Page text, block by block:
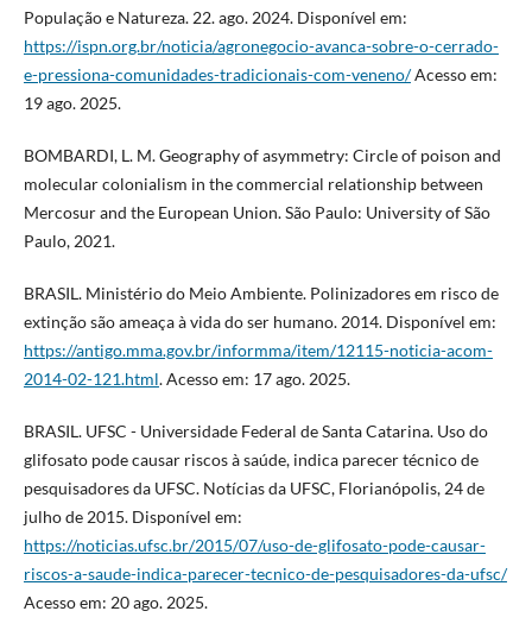
População e Natureza. 22. ago. 2024. Disponível em:
https://ispn.org.br/noticia/agronegocio-avanca-sobre-o-cerrado-
e-pressiona-comunidades-tradicionais-com-veneno/Acesso em:
19 ago. 2025.
BOMBARDI, L. M. Geography of asymmetry: Circle of poison and
molecular colonialism in the commercial relationship between
Mercosur and the European Union. São Paulo: University of São
Paulo, 2021.
BRASIL. Ministério do Meio Ambiente. Polinizadores em risco de
extinção são ameaça à vida do ser humano. 2014. Disponível em:
https://antigo.mma.gov.br/informma/item/12115-noticia-acom-
2014-02-121.html. Acesso em: 17 ago. 2025.
BRASIL. UFSC - Universidade Federal de Santa Catarina. Uso do
glifosato pode causar riscos à saúde, indica parecer técnico de
pesquisadores da UFSC. Notícias da UFSC, Florianópolis, 24 de
julho de 2015. Disponível em:
https://noticias.ufsc.br/2015/07/uso-de-glifosato-pode-causar-
riscos-a-saude-indica-parecer-tecnico-de-pesquisadores-da-ufsc/
Acesso em: 20 ago. 2025.